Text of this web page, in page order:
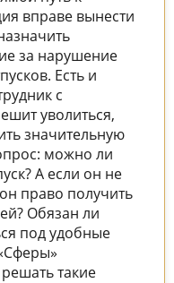
вправе вынести
за нарушение
Есть и
с
уволиться,
значительную
можно ли
А если он не
право получить
Обязан ли
под удобные
такие